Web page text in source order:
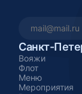
Санкт-
Вояжи
Флот
Меню
Мероприятия